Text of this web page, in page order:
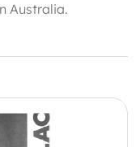
Australia.